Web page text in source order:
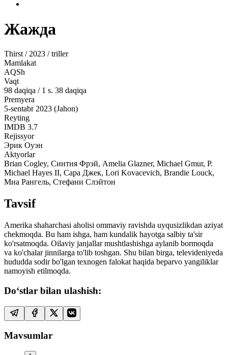
Жажда
Thirst / 2023 / triller
Mamlakat
AQSh
Vaqt
98 daqiqa / 1 s. 38 daqiqa
Premyera
5-sentabr 2023 (Jahon)
Reyting
IMDB 3.7
Rejissyor
Эрик Оуэн
Aktyorlar
Brian Cogley, Синтия Фрэй, Amelia Glazner, Michael Gmur, P.
Michael Hayes II, Сара Джек, Lori Kovacevich, Brandie Louck,
Миа Рангель, Стефани Слэйтон
Tavsif
Amerika shaharchasi aholisi ommaviy ravishda uyqusizlikdan aziyat
chekmoqda. Bu ham ishga, ham kundalik hayotga salbiy ta'sir
ko'rsatmoqda. Oilaviy janjallar mushtlashishga aylanib bormoqda
va ko'chalar jinnilarga to'lib toshgan. Shu bilan birga, televideniyeda
hududda sodir bo'lgan texnogen falokat haqida beparvo yangiliklar
namoyish etilmoqda.
Do‘stlar bilan ulashish:
Mavsumlar